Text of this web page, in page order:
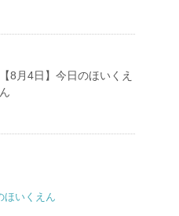
【8月4日】今日のほいくえ
ん
ほいくえん